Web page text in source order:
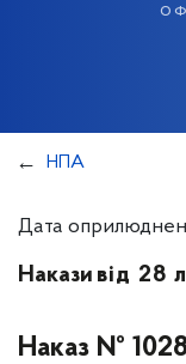
НПА
Дата
Накази від 28
Наказ №